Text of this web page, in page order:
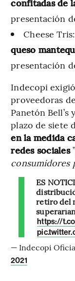
confitadas de
presentación
Cheese Tris:
queso
presentación
Indecopi
proveedoras
Panetón
plazo de siete
en la medida
redes sociales”
consumidores
ES
retiro del
https://
— Indecopi
2021